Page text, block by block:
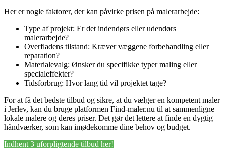
Her er nogle faktorer, der kan påvirke prisen på malerarbejde:
Type af projekt: Er det indendørs eller udendørs
malerarbejde?
Overfladens tilstand: Kræver væggene forbehandling eller
reparation?
Materialevalg: Ønsker du specifikke typer maling eller
specialeffekter?
Tidsforbrug: Hvor lang tid vil projektet tage?
For at få det bedste tilbud og sikre, at du vælger en kompetent maler
i Jerlev, kan du bruge platformen Find-maler.nu til at sammenligne
lokale malere og deres priser. Det gør det lettere at finde en dygtig
håndværker, som kan imødekomme dine behov og budget.
Indhent 3 uforpligtende tilbud her!